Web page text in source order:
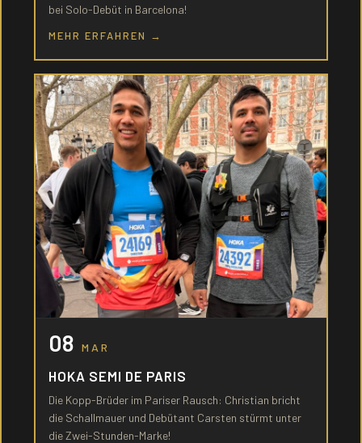
bei Solo-Debüt in Barcelona!
MEHR ERFAHREN →
08 MAR
HOKA SEMI DE PARIS
Die Kopp-Brüder im Pariser Rausch: Christian bricht
die Schallmauer und Debütant Carsten stürmt unter
die Zwei-Stunden-Marke!